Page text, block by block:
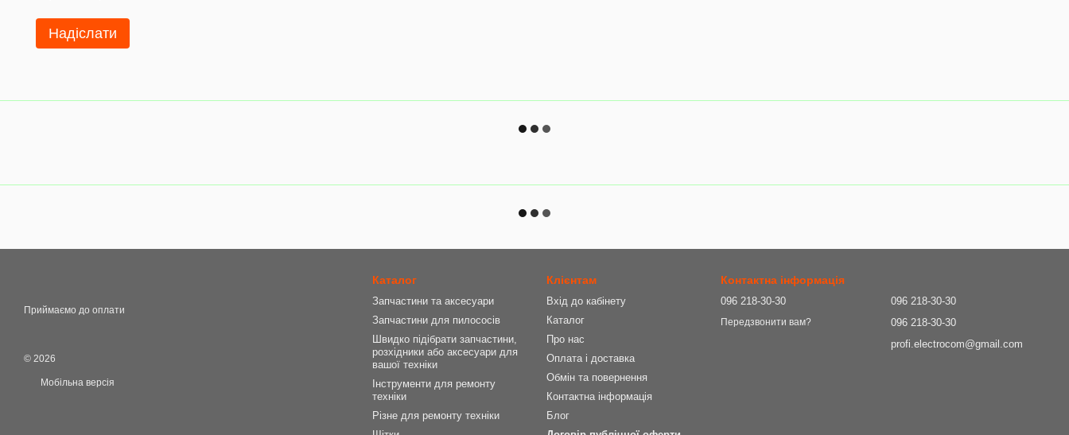
Надіслати
Приймаємо до оплати
© 2026
Мобільна версія
Каталог
Запчастини та аксесуари
Запчастини для пилососів
Швидко підібрати запчастини,
розхідники або аксесуари для
вашої техніки
Інструменти для ремонту
техніки
Різне для ремонту техніки
Клієнтам
Вхід до кабінету
Каталог
Про нас
Оплата і доставка
Обмін та повернення
Контактна інформація
Блог
Контактна інформація
096 218-30-30
Передзвонити вам?
096 218-30-30
096 218-30-30
profi.electrocom@gmail.com